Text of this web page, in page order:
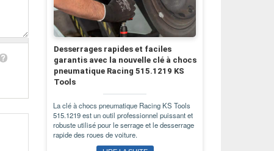
Desserrages rapides et faciles
garantis avec la nouvelle clé à chocs
pneumatique Racing 515.1219 KS
Tools
La clé à chocs pneumatique Racing KS Tools
515.1219 est un outil professionnel puissant et
robuste utilisé pour le serrage et le desserrage
rapide des roues de voiture.